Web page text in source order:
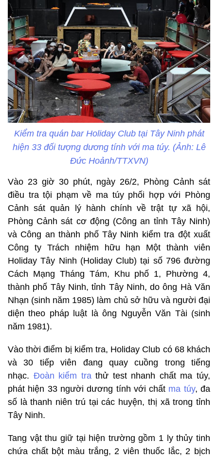
Kiểm tra quán bar Holiday Club tại Tây Ninh phát
hiện 33 đối tượng dương tính với ma túy. (Ảnh: Lê
Đức Hoảnh/TTXVN)
Vào 23 giờ 30 phút, ngày 26/2, Phòng Cảnh sát
điều tra tội phạm về ma túy phối hợp với Phòng
Cảnh sát quản lý hành chính về trật tự xã hội,
Phòng Cảnh sát cơ động (Công an tỉnh Tây Ninh)
và Công an thành phố Tây Ninh kiểm tra đột xuất
Công ty Trách nhiệm hữu hạn Một thành viên
Holiday Tây Ninh (Holiday Club) tại số 796 đường
Cách Mạng Tháng Tám, Khu phố 1, Phường 4,
thành phố Tây Ninh, tỉnh Tây Ninh, do ông Hà Văn
Nhạn (sinh năm 1985) làm chủ sở hữu và người đại
diện theo pháp luật là ông Nguyễn Văn Tài (sinh
năm 1981).
Vào thời điểm bị kiểm tra, Holiday Club có 68 khách
và 30 tiếp viên đang quay cuồng trong tiếng
nhạc. Đoàn kiểm trathử test nhanh chất ma túy,
phát hiện 33 người dương tính với chất ma túy, đa
số là thanh niên trú tại các huyện, thị xã trong tỉnh
Tây Ninh.
Tang vật thu giữ tại hiện trường gồm 1 ly thủy tinh
chứa chất bột màu trắng, 2 viên thuốc lắc, 2 bịch